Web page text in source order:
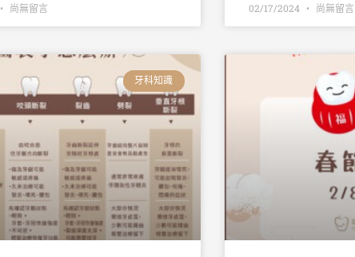
尚無留言 02/17/2024 尚無留言
牙科知識